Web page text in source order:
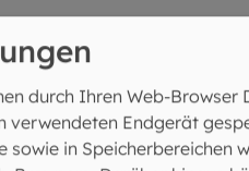
des Erzbischofs:
durch Ihren Web-Browser
verwendeten Endgerät
sowie in Speicherbereichen